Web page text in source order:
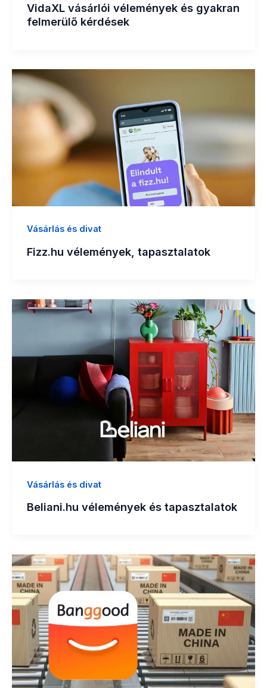
VidaXL vásárlói vélemények és gyakran
felmerülő kérdések
Vásárlás és divat
Fizz.hu vélemények, tapasztalatok
Vásárlás és divat
Beliani.hu vélemények és tapasztalatok